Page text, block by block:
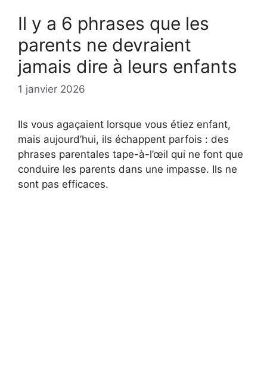
Il y a 6 phrases que les
parents ne devraient
jamais dire à leurs enfants
1 janvier 2026
Ils vous agaçaient lorsque vous étiez enfant,
mais aujourd’hui, ils échappent parfois : des
phrases parentales tape-à-l’œil qui ne font que
conduire les parents dans une impasse. Ils ne
sont pas efficaces.